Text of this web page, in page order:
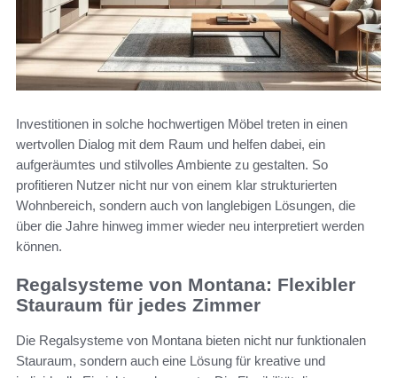
Investitionen in solche hochwertigen Möbel treten in einen
wertvollen Dialog mit dem Raum und helfen dabei, ein
aufgeräumtes und stilvolles Ambiente zu gestalten. So
profitieren Nutzer nicht nur von einem klar strukturierten
Wohnbereich, sondern auch von langlebigen Lösungen, die
über die Jahre hinweg immer wieder neu interpretiert werden
können.
Regalsysteme von Montana: Flexibler
Stauraum für jedes Zimmer
Die Regalsysteme von Montana bieten nicht nur funktionalen
Stauraum, sondern auch eine Lösung für kreative und